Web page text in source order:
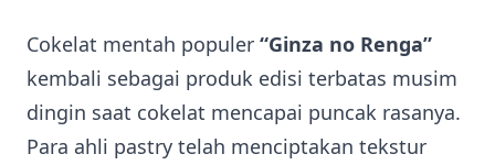
Cokelat mentah populer “Ginza no Renga”
kembali sebagai produk edisi terbatas musim
dingin saat cokelat mencapai puncak rasanya.
Para ahli pastry telah menciptakan tekstur